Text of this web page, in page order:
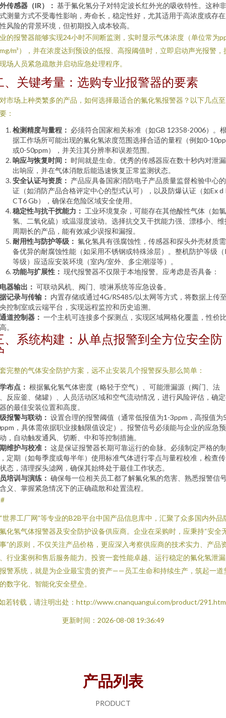
传感器（IR）： 基于氟化氢分子对特定波长红外光的吸收特性。这种
测量方式不受毒性影响，寿命长，稳定性好，尤其适用于高浓度或存
风险的背景环境，但初期投入成本较高。
的报警器能够实现24小时不间断监测，实时显示气体浓度（单位常为
m³），并在浓度达到预设的低报、高报阈值时，立即启动声光报警，
场人员紧急疏散并启动应急处理程序。
、关键考量：选购专业报警器的要素
市场上种类繁多的产品，如何选择最适合的氟化氢报警器？以下几点
：
检测精度与量程： 必须符合国家相关标准（如GB 12358-2006）。
据工作场所可能出现的氟化氢浓度范围选择合适的量程（例如0-
或0-50ppm），并关注其分辨率和误差范围。
响应与恢复时间： 时间就是生命。优秀的传感器应在数十秒内对泄
出响应，并在气体消散后能迅速恢复正常监测状态。
安全认证与资质： 产品应具备国家消防电子产品质量监督检验中心
证（如消防产品合格评定中心的型式认可），以及防爆认证（如Ex d
CT6 Gb），确保在危险区域安全使用。
稳定性与抗干扰能力： 工业环境复杂，可能存在其他酸性气体（如
氢、二氧化硫）或温湿度波动。选择抗交叉干扰能力强、漂移小、维
周期长的产品，能有效减少误报和漏报。
耐用性与防护等级： 氟化氢具有强腐蚀性，传感器和探头外壳材质
备优异的耐腐蚀性能（如采用不锈钢或特殊涂层）。整机防护等级
等级）应适应安装环境（室内/室外、多尘潮湿等）。
功能与扩展性： 现代报警器不仅限于本地报警。应考虑是否具备：
器输出： 可联动风机、阀门、喷淋系统等应急设备。
记录与传输： 内置存储或通过4G/RS485/以太网等方式，将数据上传
控制室或云端平台，实现远程监控和历史追溯。
道控制器： 一个主机可连接多个探测点，实现区域网格化覆盖，性价
。
、系统构建：从单点报警到全方位安全防
完整的气体安全防护方案，远不止安装几个报警探头那么简单：
布点： 根据氟化氢气体密度（略轻于空气）、可能泄漏源（阀门、法
反应釜、储罐）、人员活动区域和空气流动情况，进行风险评估，确
的最佳安装位置和高度。
报警与联动： 设置合理的报警阈值（通常低报值为1-3ppm，高报值为
，具体需依据职业接触限值设定）。报警信号必须能与企业的应急
，自动触发通风、切断、中和等控制措施。
维护与校准： 这是保证报警器长期可靠运行的命脉。必须制定严格的
定期（如每季度或每半年）使用标准气体进行零点与量程校准，检查
态，清理探头滤网，确保其始终处于最佳工作状态。
培训与演练： 确保每一位相关员工都了解氟化氢的危害、熟悉报警信
义、掌握紧急情况下的正确疏散和处置流程。
世界工厂网”等专业的B2B平台中国产品信息库中，汇聚了众多国内外品
化氢气体报警器及安全防护设备供应商。企业在采购时，应秉持“安全
”的原则，不仅关注产品价格，更应深入考察供应商的技术实力、产品
行业案例和售后服务能力。投资一套性能卓越、运行稳定的氟化氢泄
警系统，就是为企业最宝贵的资产——员工生命和持续生产，筑起一道
数字化、智能化安全壁垒。
若转载，请注明出处：http://www.cnanquangui.com/product/
更新时间：2026-08-08 19:36:49
产品列表
PRODUCT